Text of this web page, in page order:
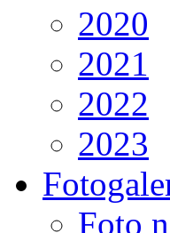
2020
2021
2022
2023
Foto